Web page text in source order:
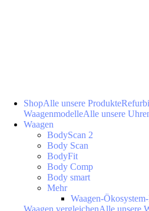
ShopAlle unsere Produkte
WaagenmodelleAlle unsere
Waagen
BodyScan 2
Body Scan
BodyFit
Body Comp
Body smart
Mehr
Waagen-
Waagen vergleichenAlle unsere